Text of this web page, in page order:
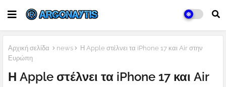
Αρχική σελίδα news
Η Apple στέλνει τα iPhone 17 και Air στην
Ευρώπη
Η Apple στέλνει τα iPhone 17 και Air